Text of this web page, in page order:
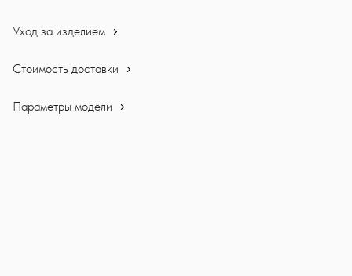
Уход за изделием
Стоимость доставки
Параметры модели